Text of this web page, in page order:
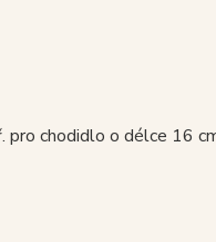
pro chodidlo o délce 16